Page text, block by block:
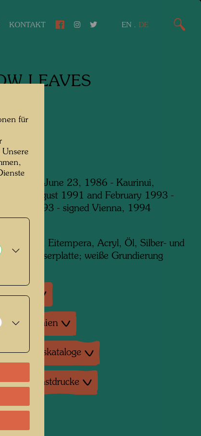
KONTAKT EN . DE
LEAVES
June 23, 1986 - Kaurinui,
July - August 1991 and February 1993 -
1993 - signed Vienna, 1994
mm
Aquarell, Eitempera, Acryl, Öl, Silber- und
Hartfaserplatte; weiße Grundierung
Kunstdrucke
für
Unsere